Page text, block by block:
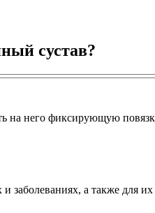
сустав?
на него фиксирующую
заболеваниях, а также для